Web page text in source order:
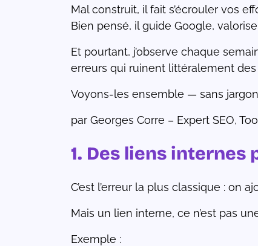
Mal construit, il fait s’écrouler vos
Bien pensé, il guide Google,
Et pourtant, j’observe chaque
erreurs qui ruinent littéralement
Voyons-les ensemble — sans
par Georges Corre – Expert SEO,
1. Des liens internes
C’est l’erreur la plus classique : on
Mais un lien interne, ce n’est pas
Exemple :